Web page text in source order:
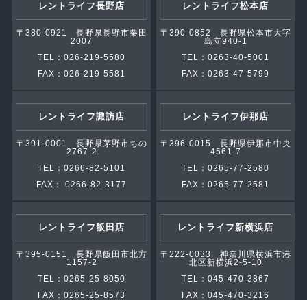
レントライフ長野店
〒380-0921 長野県長野市栗田
2007
TEL：026-219-5580
FAX：026-219-5581
レントライフ松本店
〒390-0852 長野県松本市大字
島立940-1
TEL：0263-40-5001
FAX：0263-47-5799
レントライフ諏訪店
〒391-0001 長野県茅野市ちの
2767-2
TEL：0266-82-5101
FAX： 0266-82-3177
レントライフ伊那店
〒396-0015 長野県伊那市中央
4561-7
TEL：0265-77-2580
FAX：0265-77-2581
レントライフ飯田店
〒395-0151 長野県飯田市北方
1157-2
TEL：0265-25-8050
FAX：0265-25-8573
レントライフ新横浜店
〒222-0033 神奈川県横浜市港
北区新横浜2-5-10
TEL：045-470-3867
FAX：045-470-3216